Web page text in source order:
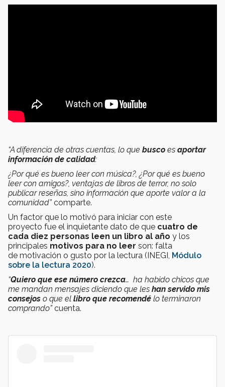
“A diferencia de otras cuentas, lo que busco es aportar
información de calidad:
¿Por qué es bueno leer con música?, ¿Por qué es bueno
leer con amigos?, ventajas de libros de terror, no solo
publicar reseñas, sino información que aporte valor a la
comunidad”comparte.
Un factor que lo motivó para iniciar con este
proyecto fue el inquietante dato de que cuatro de
cada diez personas leen un libro al año y los
principales motivos para no leer son: falta
de motivación o gusto por la lectura (INEGI, Módulo
sobre la lectura 2020).
“Quiero que ese número crezca… ha habido chicos que
me mandan mensajes diciendo que les han servido mis
consejos o que el libro que recomendé lo terminaron
comprando”cuenta.